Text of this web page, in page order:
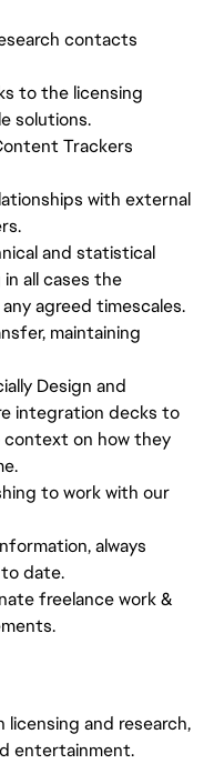
contacts
to the licensing
solutions.
Trackers
with external
and statistical
all cases the
agreed timescales.
maintaining
Design and
integration decks to
on how they
to work with our
always
date.
freelance work &
licensing and research,
entertainment.